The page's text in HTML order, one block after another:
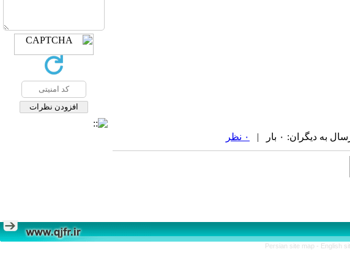
دیگران: ۰ بار | ۰ نظر
Persian site map - English